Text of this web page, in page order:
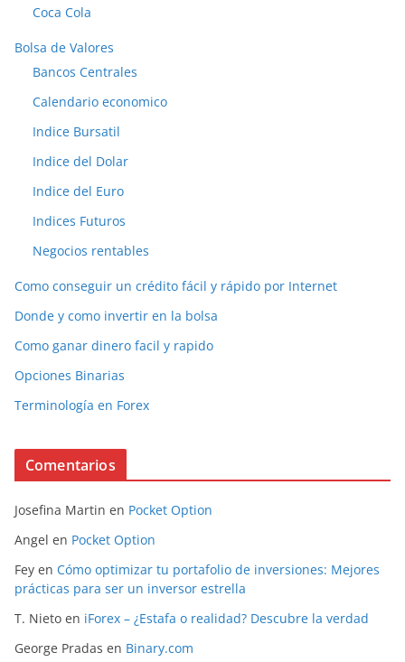
Coca Cola
Bolsa de Valores
Bancos Centrales
Calendario economico
Indice Bursatil
Indice del Dolar
Indice del Euro
Indices Futuros
Negocios rentables
Como conseguir un crédito fácil y rápido por Internet
Donde y como invertir en la bolsa
Como ganar dinero facil y rapido
Opciones Binarias
Terminología en Forex
Comentarios
Josefina Martin en Pocket Option
Angel en Pocket Option
Fey en Cómo optimizar tu portafolio de inversiones: Mejores
prácticas para ser un inversor estrella
T. Nieto en iForex – ¿Estafa o realidad? Descubre la verdad
George Pradas en Binary.com